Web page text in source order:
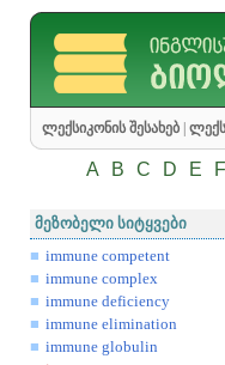
ლექსიკონის შესახებ
A B C D E F
მეზობელი სიტყვები
immune competent
immune complex
immune deficiency
immune elimination
immune globulin